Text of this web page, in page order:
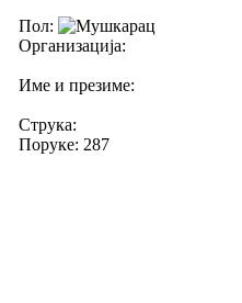
Пол:
Организација:
Име и презиме:
Струка:
Поруке: 287